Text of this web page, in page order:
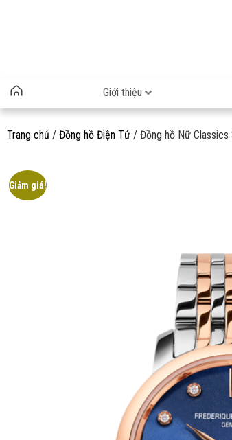
Giới thiệu
Trang chủ / Đồng hồ Điện Tử / Đồng hồ Nữ Classics
Giảm giá!